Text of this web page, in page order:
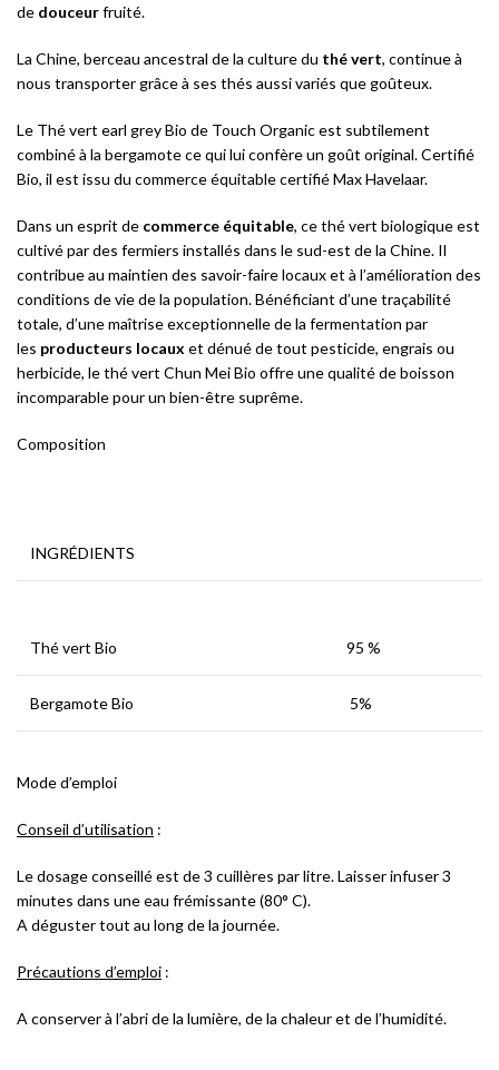
de douceurfruité.
La Chine, berceau ancestral de la culture du thé vert, continue à
nous transporter grâce à ses thés aussi variés que goûteux.
Le Thé vert earl grey Bio de Touch Organic est subtilement
combiné à la bergamote ce qui lui confère un goût original. Certifié
Bio, il est issu du commerce équitable certifié Max Havelaar.
Dans un esprit de commerce équitable, ce thé vert biologique est
cultivé par des fermiers installés dans le sud-est de la Chine. Il
contribue au maintien des savoir-faire locaux et à l’amélioration des
conditions de vie de la population. Bénéficiant d’une traçabilité
totale, d’une maîtrise exceptionnelle de la fermentation par
les producteurs locaux et dénué de tout pesticide, engrais ou
herbicide, le thé vert Chun Mei Bio offre une qualité de boisson
incomparable pour un bien-être suprême.
Composition
INGRÉDIENTS
Thé vert Bio 95 %
Bergamote Bio 5%
Mode d’emploi
Conseil d’utilisation :
Le dosage conseillé est de 3 cuillères par litre. Laisser infuser 3
minutes dans une eau frémissante (80° C).
A déguster tout au long de la journée.
Précautions d’emploi :
A conserver à l’abri de la lumière, de la chaleur et de l’humidité.